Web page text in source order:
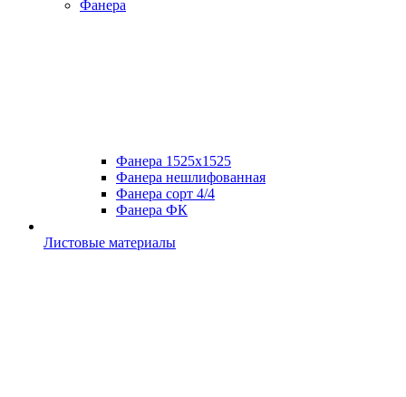
Фанера
Фанера 1525х1525
Фанера нешлифованная
Фанера сорт 4/4
Фанера ФК
Листовые материалы